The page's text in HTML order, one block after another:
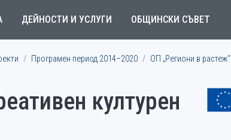
ДЕЙНОСТИ И УСЛУГИ ОБЩИНСКИ СЪВЕТ
Програмен период 2014–2020
ОП „Региони в растеж“
културен